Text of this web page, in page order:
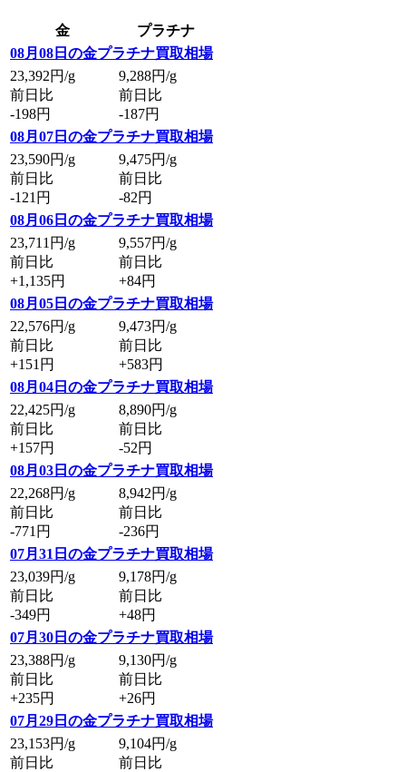
金
プラチナ
08月08日の金プラチナ買取相場
23,392円/g
前日比
-198円
9,288円/g
前日比
-187円
08月07日の金プラチナ買取相場
23,590円/g
前日比
-121円
9,475円/g
前日比
-82円
08月06日の金プラチナ買取相場
23,711 円/g
前日比
+1,135円
9,557円/g
前日比
+84円
08月05日の金プラチナ買取相場
22,576円/g
前日比
+151円
9,473円/g
前日比
+583円
08月04日の金プラチナ買取相場
22,425円/g
前日比
+157円
8,890円/g
前日比
-52円
08月03日の金プラチナ買取相場
22,268円/g
前日比
-771円
8,942円/g
前日比
-236円
07月31日の金プラチナ買取相場
23,039円/g
前日比
-349円
9,178円/g
前日比
+48円
07月30日の金プラチナ買取相場
23,388円/g
前日比
+235円
9,130円/g
前日比
+26円
07月29日の金プラチナ買取相場
23,153円/g
前日比
9,104円/g
前日比